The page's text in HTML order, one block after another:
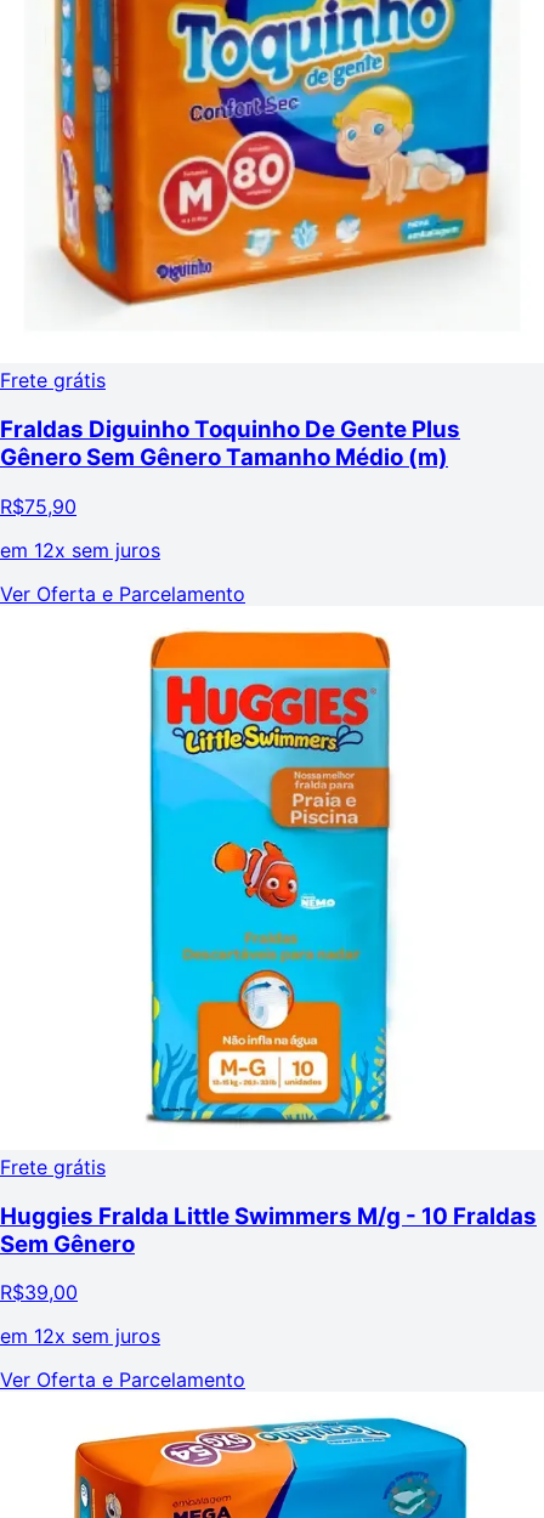
Frete grátis
Fraldas Diguinho Toquinho De Gente Plus
Gênero Sem Gênero Tamanho Médio (m)
R$75,90
em 12x sem juros
Ver Oferta e Parcelamento
Frete grátis
Huggies Fralda Little Swimmers M/g - 10 Fraldas
Sem Gênero
R$39,00
em 12x sem juros
Ver Oferta e Parcelamento